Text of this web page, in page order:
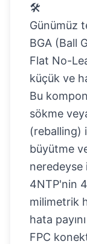
🛠️
Günümüz
BGA (Ball
Flat No-
küçük ve
Bu
sökme
(reballing)
büyütme
neredeyse
4NTP'nin
milimetrik
hata
FPC